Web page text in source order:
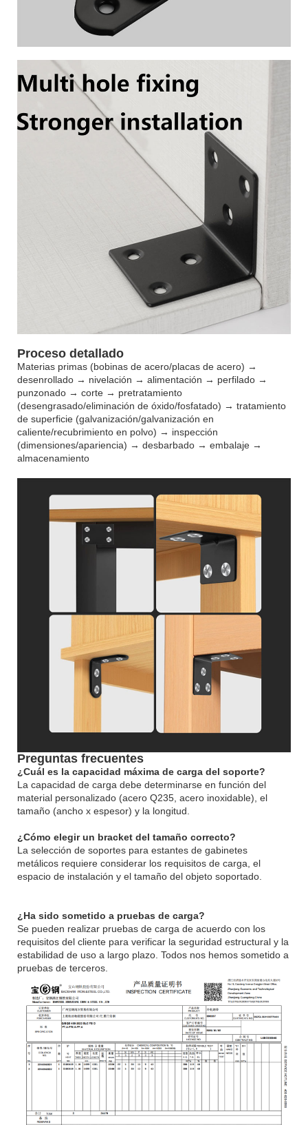
Proceso detallado
Materias primas (bobinas de acero/placas de acero) →
desenrollado → nivelación → alimentación → perfilado →
punzonado → corte → pretratamiento
(desengrasado/eliminación de óxido/fosfatado) → tratamiento
de superficie (galvanización/galvanización en
caliente/recubrimiento en polvo) → inspección
(dimensiones/apariencia) → desbarbado → embalaje →
almacenamiento
Preguntas frecuentes
¿Cuál es la capacidad máxima de carga del soporte?
La capacidad de carga debe determinarse en función del
material personalizado (acero Q235, acero inoxidable), el
tamaño (ancho x espesor) y la longitud.
¿Cómo elegir un bracket del tamaño correcto?
La selección de soportes para estantes de gabinetes
metálicos requiere considerar los requisitos de carga, el
espacio de instalación y el tamaño del objeto soportado.
¿Ha sido sometido a pruebas de carga?
Se pueden realizar pruebas de carga de acuerdo con los
requisitos del cliente para verificar la seguridad estructural y la
estabilidad de uso a largo plazo. Todos nos hemos sometido a
pruebas de terceros.